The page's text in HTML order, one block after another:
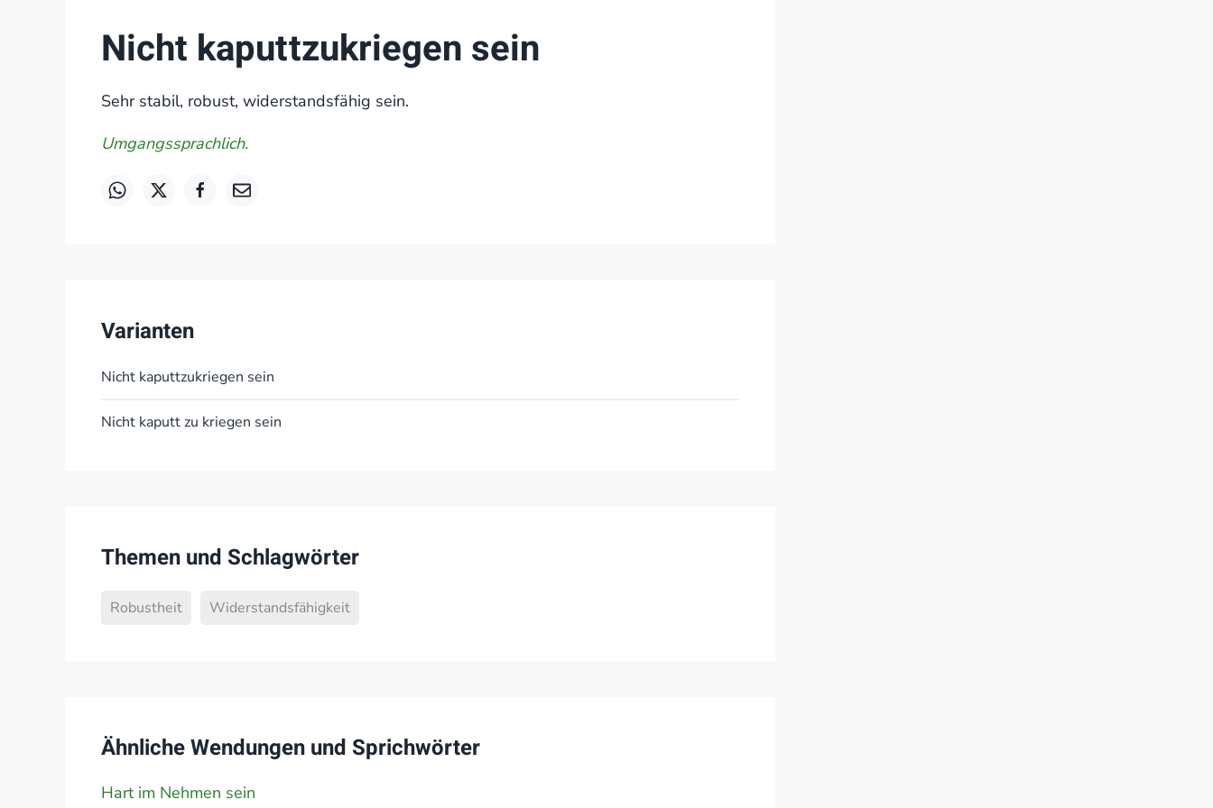
Nicht kaputtzukriegen sein
Sehr stabil, robust, widerstandsfähig sein.
Umgangssprachlich.
Varianten
Nicht kaputtzukriegen sein
Nicht kaputt zu kriegen sein
Themen und Schlagwörter
Robustheit Widerstandsfähigkeit
Ähnliche Wendungen und Sprichwörter
Hart im Nehmen sein